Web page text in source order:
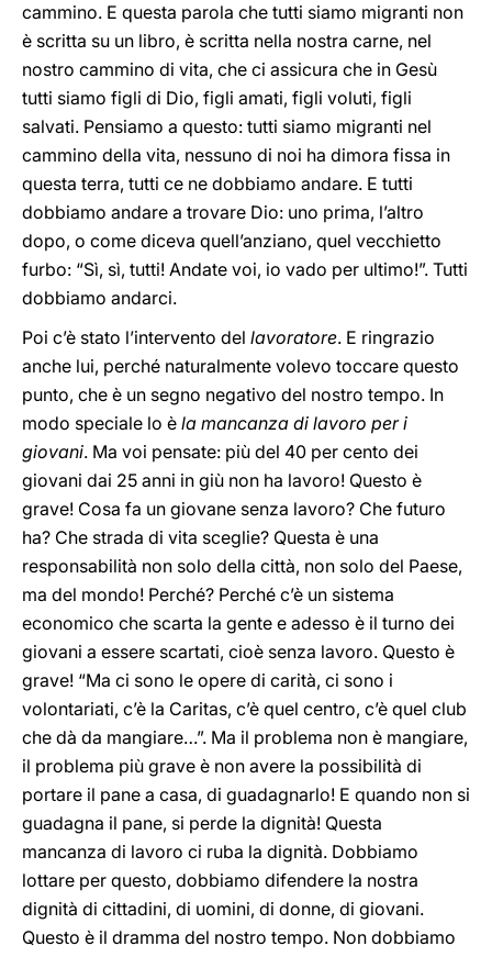
cammino. E questa parola che tutti siamo migranti non
è scritta su un libro, è scritta nella nostra carne, nel
nostro cammino di vita, che ci assicura che in Gesù
tutti siamo figli di Dio, figli amati, figli voluti, figli
salvati. Pensiamo a questo: tutti siamo migranti nel
cammino della vita, nessuno di noi ha dimora fissa in
questa terra, tutti ce ne dobbiamo andare. E tutti
dobbiamo andare a trovare Dio: uno prima, l’altro
dopo, o come diceva quell’anziano, quel vecchietto
furbo: “Sì, sì, tutti! Andate voi, io vado per ultimo!”. Tutti
dobbiamo andarci.
Poi c’è stato l’intervento del lavoratore. E ringrazio
anche lui, perché naturalmente volevo toccare questo
punto, che è un segno negativo del nostro tempo. In
modo speciale lo è la mancanza di lavoro per i
giovani. Ma voi pensate: più del 40 per cento dei
giovani dai 25 anni in giù non ha lavoro! Questo è
grave! Cosa fa un giovane senza lavoro? Che futuro
ha? Che strada di vita sceglie? Questa è una
responsabilità non solo della città, non solo del Paese,
ma del mondo! Perché? Perché c’è un sistema
economico che scarta la gente e adesso è il turno dei
giovani a essere scartati, cioè senza lavoro. Questo è
grave! “Ma ci sono le opere di carità, ci sono i
volontariati, c’è la Caritas, c’è quel centro, c’è quel club
che dà da mangiare…”. Ma il problema non è mangiare,
il problema più grave è non avere la possibilità di
portare il pane a casa, di guadagnarlo! E quando non si
guadagna il pane, si perde la dignità! Questa
mancanza di lavoro ci ruba la dignità. Dobbiamo
lottare per questo, dobbiamo difendere la nostra
dignità di cittadini, di uomini, di donne, di giovani.
Questo è il dramma del nostro tempo. Non dobbiamo